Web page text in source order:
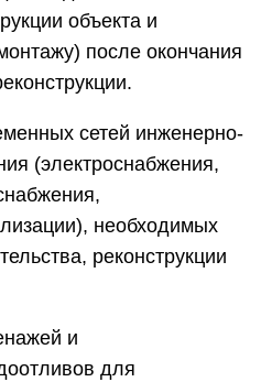
объекта и
после окончания
сетей инженерно-
(электроснабжения,
необходимых
реконструкции
и
для